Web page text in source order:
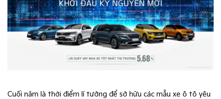
Cuối năm là thời điểm lí tưởng để sở hữu các mẫu xe ô tô yêu